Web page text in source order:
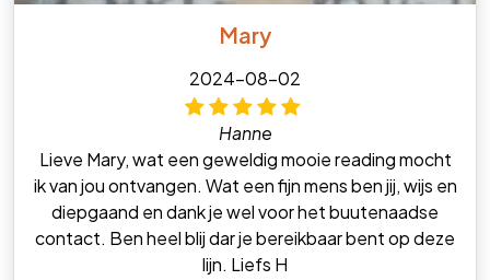
Mary
2024-08-02
Hanne
Lieve Mary, wat een geweldig mooie reading mocht
ik van jou ontvangen. Wat een fijn mens ben jij, wijs en
diepgaand en dank je wel voor het buutenaadse
contact. Ben heel blij dar je bereikbaar bent op deze
lijn. Liefs H